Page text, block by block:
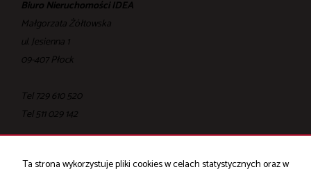
Biuro Nieruchomości IDEA
Małgorzata Żółtowska
ul. Jesienna 1
09-407 Płock
Tel 729 610 520
Tel ‎511 029 142
Ta strona wykorzystuje pliki cookies w celach statystycznych oraz w